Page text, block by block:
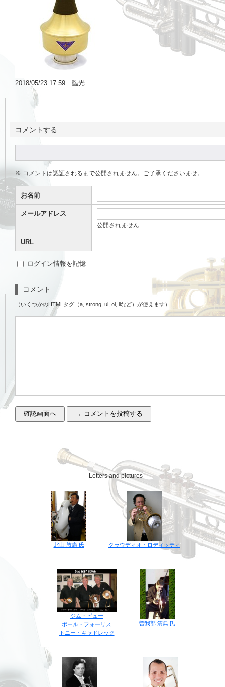
2018/05/23 17:59 臨光
コメントする
※ コメントは認証されるまで公開されません。ご了承くださいませ。
お名前
メールアドレス
公開されません
URL
ログイン情報を記憶
コメント
（いくつかのHTMLタグ（a, strong, ul, ol, liなど）が使えます）
- Letters and pictures -
北山 敦康 氏 クラウディオ・ロディッティ
ジム・ピュー
ポール・フォーリス
トニー・キャドレック
曽我部 清典 氏